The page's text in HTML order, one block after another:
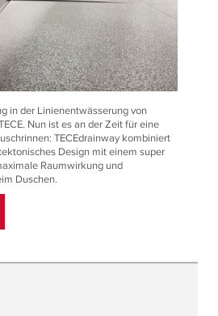
in der Linienentwässerung von
. Nun ist es an der Zeit für eine
TECEdrainway kombiniert
Design mit einem super
Raumwirkung und
Duschen.